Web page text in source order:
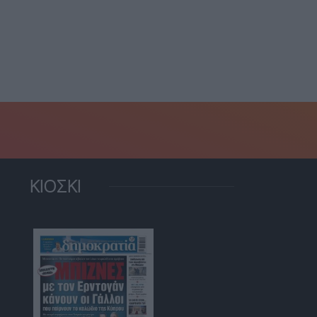
ΚΙΟΣΚΙ